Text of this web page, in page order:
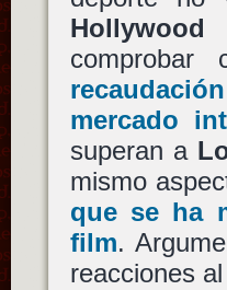
Hollywood
comprobar
mercado
superan a
mismo
que se ha
film.
reacciones